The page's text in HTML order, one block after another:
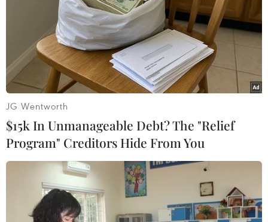
minh Mỹ-Hàn Quốc?
15/03/2020 23:18
Việc Mỹ quyết định đặt vấn đề chia sẻ chi phí quốc
phòng với Hàn Quốc lên hàng đầu cho thấy sự cần thiết
của việc mở rộng đối thoại giữa họ và cân nhắc những
điều chỉnh quan hệ đối tác quốc phòng.
JG Wentworth
$15k In Unmanageable Debt? The "Relief
Program" Creditors Hide From You